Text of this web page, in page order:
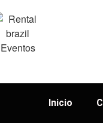
Inicio